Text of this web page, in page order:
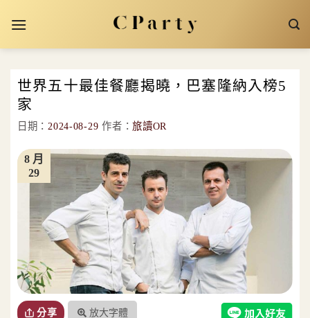
世界五十最佳餐廳揭曉，巴塞隆納入榜5
家
日期：2024-08-29 作者：旅讀OR
29
8 月
分享 放大字體